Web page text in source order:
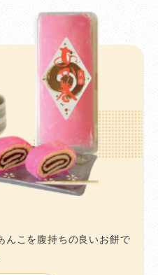
んこを腹持ちの良いお餅で